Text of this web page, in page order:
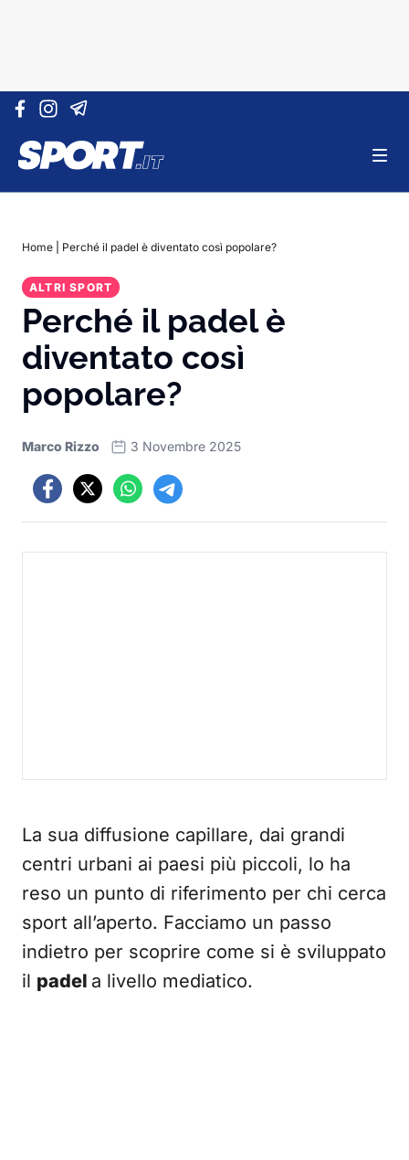
Vai al contenuto
Home Perché il padel è diventato così popolare?
ALTRI SPORT
Perché il padel è
diventato così
popolare?
Marco Rizzo 3 Novembre 2025
La sua diffusione capillare, dai grandi
centri urbani ai paesi più piccoli, lo ha
reso un punto di riferimento per chi cerca
sport all’aperto. Facciamo un passo
indietro per scoprire come si è sviluppato
il padel a livello mediatico.